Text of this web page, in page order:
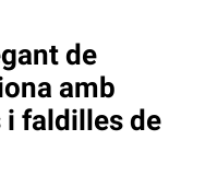
de
amb
i faldilles de